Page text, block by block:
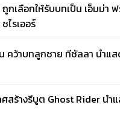
ถูกเลือกให้รับบทเป็น เอ็มม่า
ไรเออร์
คว้าบทลูกชาย ทีชัลลา นำแส
ศสร้างรีบูต Ghost Rider นำ